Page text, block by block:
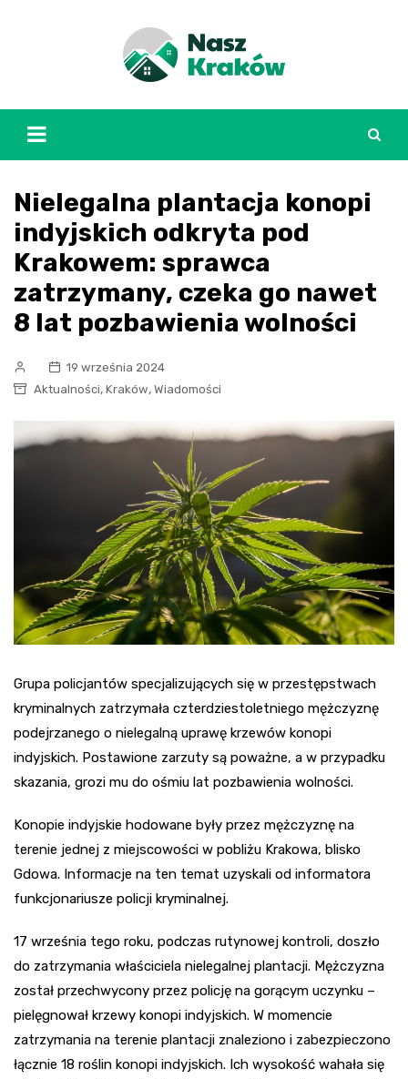
Nielegalna plantacja konopi
indyjskich odkryta pod
Krakowem: sprawca
zatrzymany, czeka go nawet
8 lat pozbawienia wolności
19 września 2024
Aktualności, Kraków, Wiadomości
Grupa policjantów specjalizujących się w przestępstwach
kryminalnych zatrzymała czterdziestoletniego mężczyznę
podejrzanego o nielegalną uprawę krzewów konopi
indyjskich. Postawione zarzuty są poważne, a w przypadku
skazania, grozi mu do ośmiu lat pozbawienia wolności.
Konopie indyjskie hodowane były przez mężczyznę na
terenie jednej z miejscowości w pobliżu Krakowa, blisko
Gdowa. Informacje na ten temat uzyskali od informatora
funkcjonariusze policji kryminalnej.
17 września tego roku, podczas rutynowej kontroli, doszło
do zatrzymania właściciela nielegalnej plantacji. Mężczyzna
został przechwycony przez policję na gorącym uczynku –
pielęgnował krzewy konopi indyjskich. W momencie
zatrzymania na terenie plantacji znaleziono i zabezpieczono
łącznie 18 roślin konopi indyjskich. Ich wysokość wahała się